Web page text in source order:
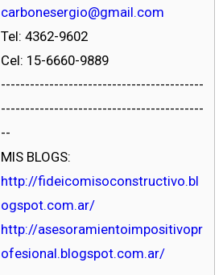
carbonesergio@gmail.com
Tel: 4362-9602
Cel: 15-6660-9889
------------------------------------------
------------------------------------------
--
MIS BLOGS:
http://fideicomisoconstructivo.bl
ogspot.com.ar/
http://asesoramientoimpositivopr
ofesional.blogspot.com.ar/